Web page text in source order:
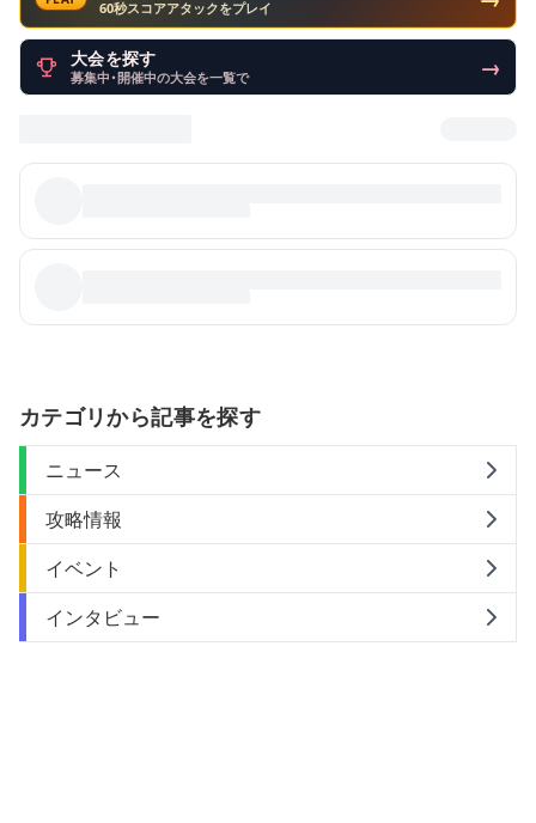
60秒スコアアタックをプレイ
大会を探す
募集中・開催中の大会を一覧で →
カテゴリから記事を探す
ニュース
攻略情報
イベント
インタビュー